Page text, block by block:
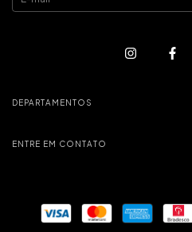
DEPARTAMENTOS
ENTRE EM CONTATO